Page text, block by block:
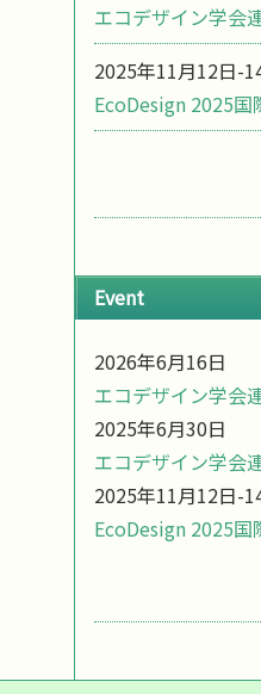
エコデザイン学会
2025年11月12日-
EcoDesign 2025
Event
2026年6月16日
エコデザイン学会
2025年6月30日
エコデザイン学会
2025年11月12日-
EcoDesign 2025